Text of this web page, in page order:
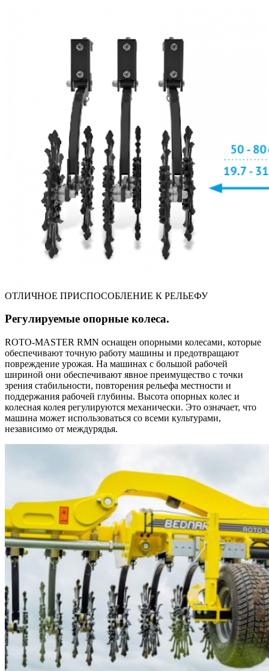
ОТЛИЧНОЕ ПРИСПОСОБЛЕНИЕ К РЕЛЬЕФУ
Регулируемые опорные колеса.
ROTO-MASTER RMN оснащен опорными колесами, которые
обеспечивают точную работу машины и предотвращают
повреждение урожая. На машинах с большой рабочей
шириной они обеспечивают явное преимущество с точки
зрения стабильности, повторения рельефа местности и
поддержания рабочей глубины. Высота опорных колес и
колесная колея регулируются механически. Это означает, что
машина может использоваться со всеми культурами,
независимо от междурядья.